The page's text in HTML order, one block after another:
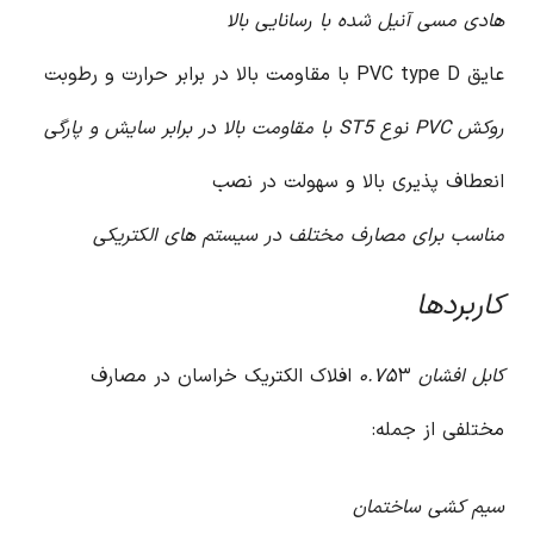
هادی مسی آنیل شده با رسانایی بالا
عایق PVC type D با مقاومت بالا در برابر حرارت و رطوبت
روکش PVC نوع ST5 با مقاومت بالا در برابر سایش و پارگی
انعطاف پذیری بالا و سهولت در نصب
مناسب برای مصارف مختلف در سیستم های الکتریکی
کاربردها
کابل افشان ۰.۷۵
۳ افلاک الکتریک خراسان در مصارف
مختلفی از جمله:
سیم کشی ساختمان